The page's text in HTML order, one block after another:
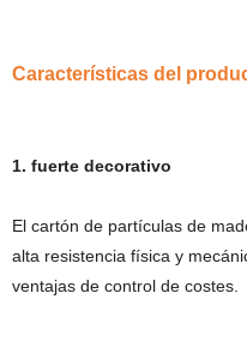
Características del
1. fuerte decorativo
El cartón de partículas de
alta resistencia física y
ventajas de control de costes.